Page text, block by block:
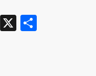
Messenger
X